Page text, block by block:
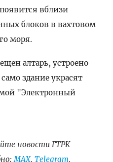
вблизи
блоков в вахтовом
моря.
алтарь, устроено
здание украсят
"Электронный
новости ГТРК
МАХ, Telegram,